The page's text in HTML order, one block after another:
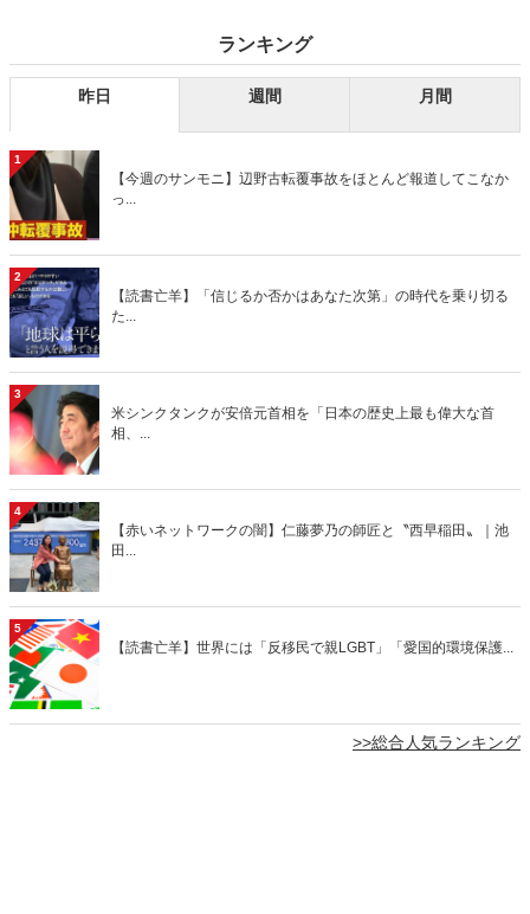
ランキング
昨日 週間 月間
1
【今週のサンモニ】辺野古転覆事故をほとんど報道してこなか
っ...
2
【読書亡羊】「信じるか否かはあなた次第」の時代を乗り切る
た...
3
米シンクタンクが安倍元首相を「日本の歴史上最も偉大な首
相、...
4
【赤いネットワークの闇】仁藤夢乃の師匠と〝西早稲田〟｜池
田...
5
【読書亡羊】世界には「反移民で親LGBT」「愛国的環境保護...
>>総合人気ランキング